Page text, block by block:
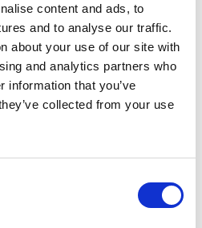
content and ads, to
and to analyse our traffic.
about your use of our site with
and analytics partners who
information that you’ve
collected from your use